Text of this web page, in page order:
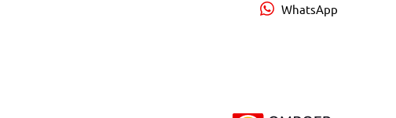
WhatsApp